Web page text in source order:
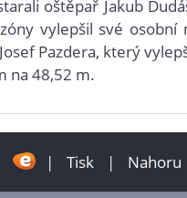
oštěpař Jakub
vylepšil své osobní
Pazdera, který
na 48,52 m.
| Tisk | Nahoru